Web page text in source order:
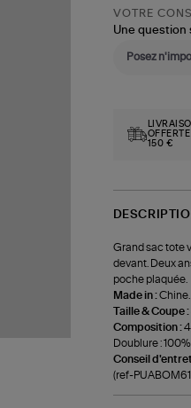
VOTRE
Une question
OFFERTE
150 €
Grand sac tote
devant. Deux
poche plaquée.
Made in :Chine.
Taille & Coupe :
Composition :
Doublure :
Conseil
(ref-